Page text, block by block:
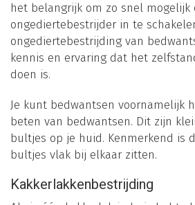
het belangrijk om zo snel mogelijk
ongediertebestrijder in te
ongediertebestrijding van
kennis en ervaring dat het
doen is.
Je kunt bedwantsen voornamelijk
beten van bedwantsen. Dit zijn
bultjes op je huid. Kenmerkend is
bultjes vlak bij elkaar zitten.
Kakkerlakkenbestrijding